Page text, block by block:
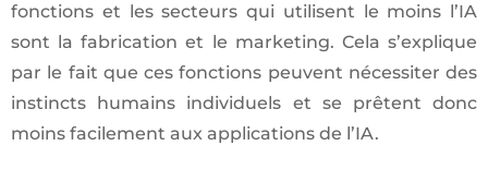
fonctions et les secteurs qui utilisent le moins l’IA
sont la fabrication et le marketing. Cela s’explique
par le fait que ces fonctions peuvent nécessiter des
instincts humains individuels et se prêtent donc
moins facilement aux applications de l’IA.